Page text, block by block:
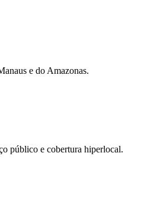
e do Amazonas.
público e cobertura hiperlocal.